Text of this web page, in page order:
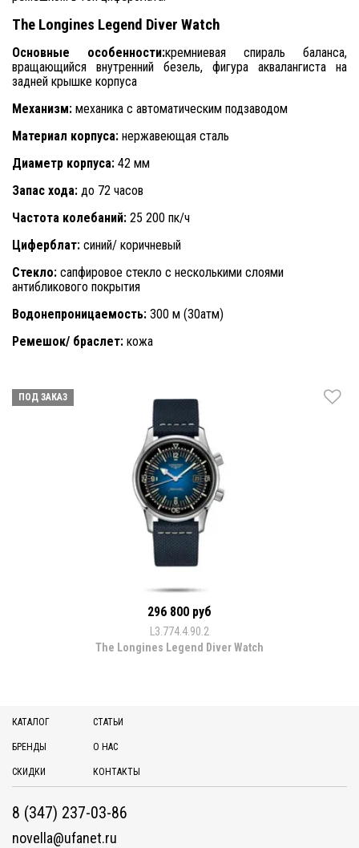
The Longines Legend Diver Watch
Основные особенности:кремниевая спираль баланса,
вращающийся внутренний безель, фигура аквалангиста на
задней крышке корпуса
Механизм: механика с автоматическим подзаводом
Материал корпуса: нержавеющая сталь
Диаметр корпуса: 42 мм
Запас хода: до 72 часов
Частота колебаний: 25 200 пк/ч
Циферблат: синий/ коричневый
Стекло: сапфировое стекло с несколькими слоями
антибликового покрытия
Водонепроницаемость: 300 м (30атм)
Ремешок/ браслет: кожа
ПОД ЗАКАЗ
296 800 руб
L3.774.4.90.2
The Longines Legend Diver Watch
КАТАЛОГ
БРЕНДЫ
СКИДКИ
СТАТЬИ
О НАС
КОНТАКТЫ
8 (347) 237-03-86
novella@ufanet.ru